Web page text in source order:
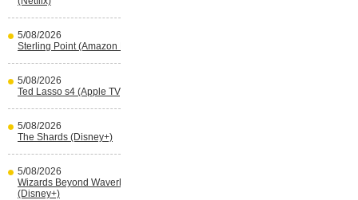
5/08/2026
Sterling Point (Amazon Prime Video)
5/08/2026
Ted Lasso s4 (Apple TV)
5/08/2026
The Shards (Disney+)
5/08/2026
Wizards Beyond Waverly Place s3
(Disney+)